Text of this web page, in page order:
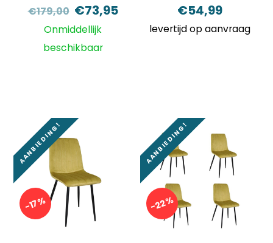
€179,00 Oorspronkelijke
prijs
was:
€73,95Huidige
Onmiddellijk
beschikbaar
€54,99
levertijd op aanvraag
AANBIEDING!
-17%
AANBIEDING!
-22%